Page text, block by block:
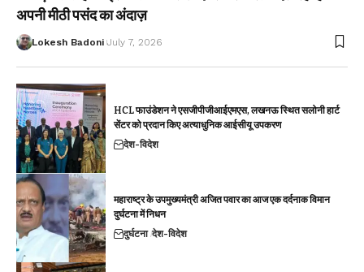
अपनी मीठी पसंद का अंदाज़
Lokesh Badoni July 7, 2026
HCL फाउंडेशन ने एसजीपीजीआईएमएस, लखनऊ स्थित सलोनी हार्ट
सेंटर को प्रदान किए अत्याधुनिक आईसीयू उपकरण
देश-विदेश
महाराष्ट्र के उपमुख्यमंत्री अजित पवार का आज एक दर्दनाक विमान
दुर्घटना में निधन
दुर्घटना देश-विदेश